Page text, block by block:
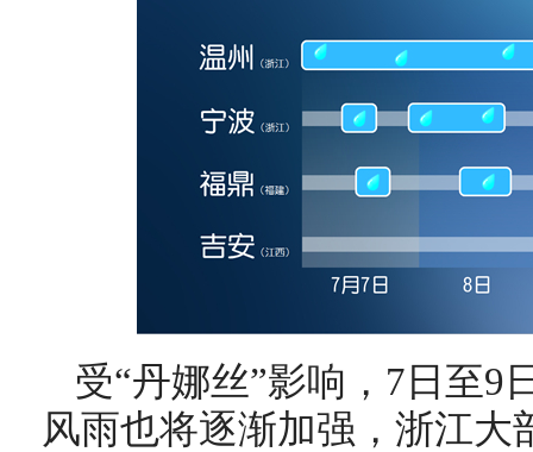
受“丹娜丝”影响，7日至9
风雨也将逐渐加强，浙江